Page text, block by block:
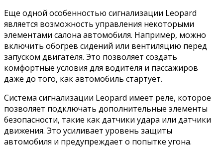
Еще одной особенностью сигнализации Leopard
является возможность управления некоторыми
элементами салона автомобиля. Например, можно
включить обогрев сидений или вентиляцию перед
запуском двигателя. Это позволяет создать
комфортные условия для водителя и пассажиров
даже до того, как автомобиль стартует.
Система сигнализации Leopard имеет реле, которое
позволяет подключать дополнительные элементы
безопасности, такие как датчики удара или датчики
движения. Это усиливает уровень защиты
автомобиля и предупреждает о попытке угона.